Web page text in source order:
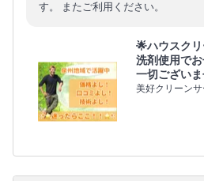
す。 またご利用ください。
🌟ハウスク
洗剤使用で
一切ございま
美好クリーンサ